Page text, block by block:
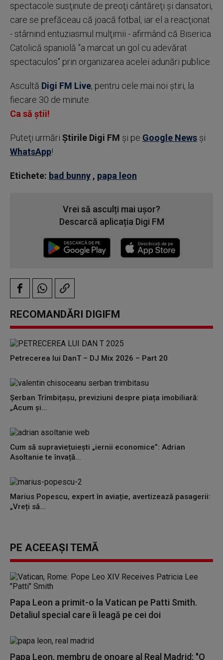
spectacole susţinute de preoţi cântăreţi şi dansatori,
care se prefăceau că joacă fotbal, iar el a reacţionat
- stârnind entuziasmul mulţimii - afirmând că Biserica
Catolică spaniolă "a marcat un gol cu adevărat
spectaculos" prin organizarea acelei adunări publice.
Ascultă Digi FM Live, pentru cele mai noi știri, la
fiecare 30 de minute.
Ca să știi!
Puteţi urmări Știrile Digi FM şi pe Google News şi
WhatsApp!
Etichete: bad bunny , papa leon
Vrei să asculți mai ușor?
Descarcă aplicația Digi FM
RECOMANDĂRI DIGIFM
Petrecerea lui DanT – DJ Mix 2026 – Part 20
Șerban Trîmbițașu, previziuni despre piața imobiliară:
„Acum și...
Cum să supraviețuiești „iernii economice”: Adrian
Asoltanie te învață...
Marius Popescu, expert în aviație, avertizează pasagerii:
„Vreți să...
PE ACEEAȘI TEMĂ
Papa Leon a primit-o la Vatican pe Patti Smith.
Detaliul special care îi leagă pe cei doi
Papa Leon, membru de onoare al Real Madrid: "O